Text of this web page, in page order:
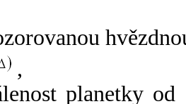
,
planetky od